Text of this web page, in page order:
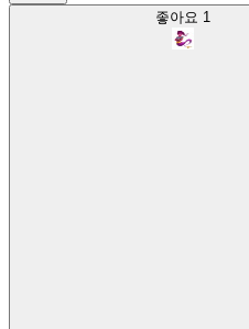
좋아요 1